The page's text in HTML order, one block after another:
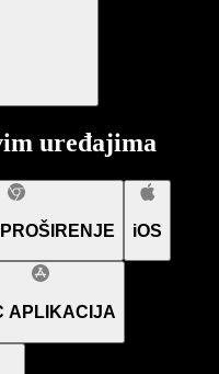
uređajima
iOS
APLIKACIJA